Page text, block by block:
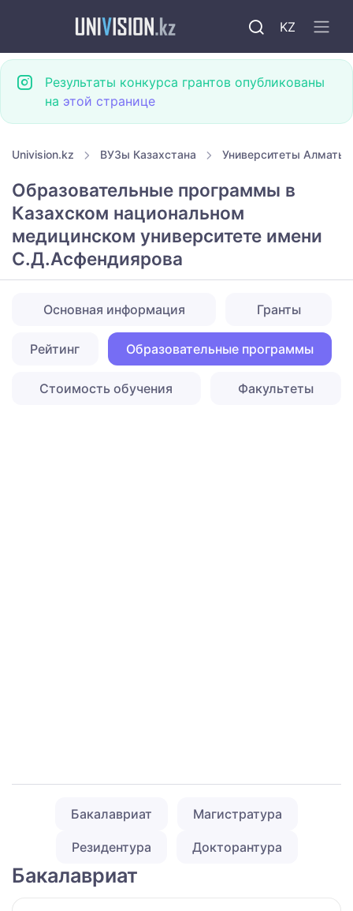
KZ
Результаты конкурса грантов опубликованы
на этой странице
Univision.kz ВУЗы Казахстана Университеты Алматы
Образовательные программы в
Казахском национальном
медицинском университете имени
С.Д.Асфендиярова
Основная информация Гранты
Рейтинг Образовательные программы
Стоимость обучения Факультеты
Бакалавриат Магистратура
Резидентура Докторантура
Бакалавриат